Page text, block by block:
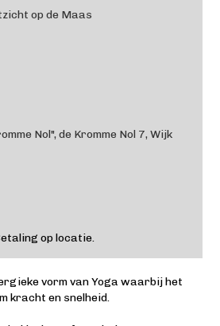
op de Maas
Nol", de Kromme Nol 7, Wijk
op locatie.
vorm van Yoga waarbij het
kracht en snelheid.